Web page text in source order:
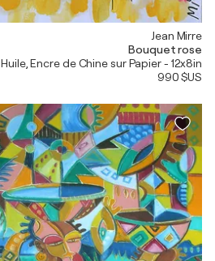
Jean Mirre
Bouquet rose
Huile, Encre de Chine sur Papier - 12x8in
990 $US